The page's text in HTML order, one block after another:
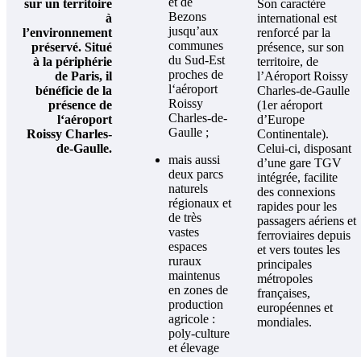
sur un territoire
à
l’environnement
préservé. Situé
à la périphérie
de Paris, il
bénéficie de la
présence de
l‘aéroport
Roissy Charles-
de-Gaulle.
Bezons
jusqu’aux
communes
du Sud-Est
proches de
l‘aéroport
Roissy
Charles-de-
Gaulle ;
mais aussi
deux parcs
naturels
régionaux et
de très
vastes
espaces
ruraux
maintenus
en zones de
production
agricole :
poly-culture
et élevage
Son caractère
international est
renforcé par la
présence, sur son
territoire, de
l’Aéroport Roissy
Charles-de-Gaulle
(1er aéroport
d’Europe
Continentale).
Celui-ci, disposant
d’une gare TGV
intégrée, facilite
des connexions
rapides pour les
passagers aériens et
ferroviaires depuis
et vers toutes les
principales
métropoles
françaises,
européennes et
mondiales.